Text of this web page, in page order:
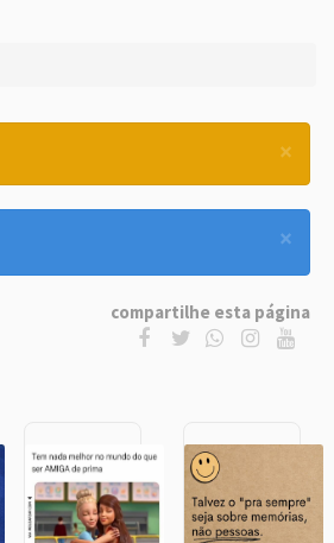
×
×
compartilhe esta página